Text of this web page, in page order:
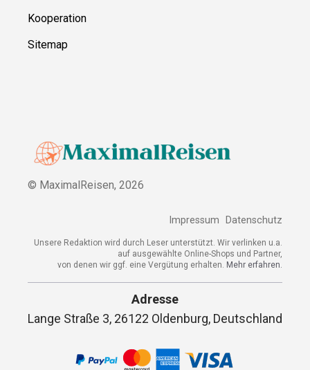
Kooperation
Sitemap
© MaximalReisen, 2026
Impressum Datenschutz
Unsere Redaktion wird durch Leser unterstützt. Wir verlinken u.a.
auf ausgewählte Online-Shops und Partner,
von denen wir ggf. eine Vergütung erhalten. Mehr erfahren.
Adresse
Lange Straße 3, 26122 Oldenburg, Deutschland